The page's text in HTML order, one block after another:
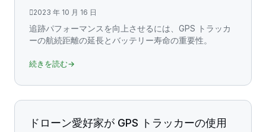
2023 年 10 月 16 日
追跡パフォーマンスを向上させるには、GPS トラッカ
ーの航続距離の延長とバッテリー寿命の重要性。
続きを読む→
ドローン愛好家が GPS トラッカーの使用